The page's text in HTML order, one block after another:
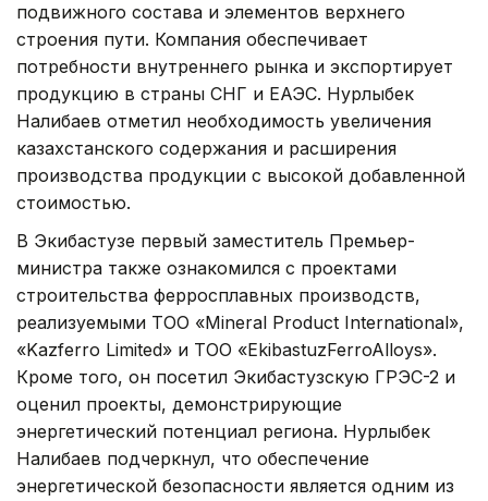
подвижного состава и элементов верхнего
строения пути. Компания обеспечивает
потребности внутреннего рынка и экспортирует
продукцию в страны СНГ и ЕАЭС. Нурлыбек
Налибаев отметил необходимость увеличения
казахстанского содержания и расширения
производства продукции с высокой добавленной
стоимостью.
В Экибастузе первый заместитель Премьер-
министра также ознакомился с проектами
строительства ферросплавных производств,
реализуемыми ТОО «Mineral Product International»,
«Kazferro Limited» и ТОО «EkibastuzFerroAlloys».
Кроме того, он посетил Экибастузскую ГРЭС-2 и
оценил проекты, демонстрирующие
энергетический потенциал региона. Нурлыбек
Налибаев подчеркнул, что обеспечение
энергетической безопасности является одним из